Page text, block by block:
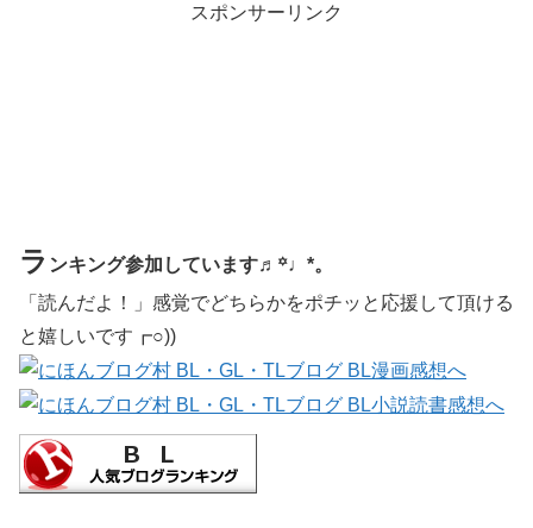
スポンサーリンク
ラ ンキング参加しています♬꙳♩*。
「読んだよ！」感覚でどちらかをポチッと応援して頂ける
と嬉しいです┏○))